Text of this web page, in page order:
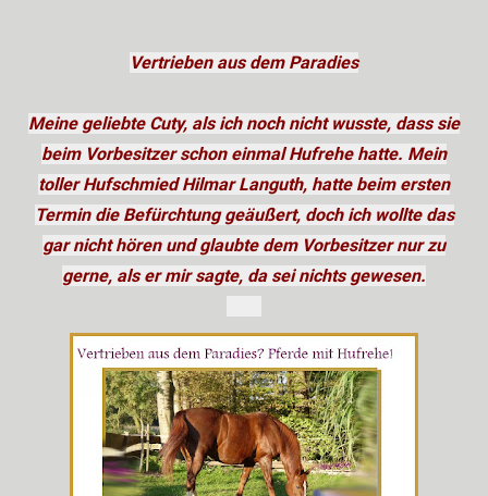
Vertrieben aus dem Paradies
Meine geliebte Cuty, als ich noch nicht wusste, dass sie
beim Vorbesitzer schon einmal Hufrehe hatte. Mein
toller Hufschmied Hilmar Languth, hatte beim ersten
Termin die Befürchtung geäußert, doch ich wollte das
gar nicht hören und glaubte dem Vorbesitzer nur zu
gerne, als er mir sagte, da sei nichts gewesen.